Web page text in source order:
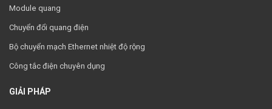
Module quang
Chuyển đổi quang điện
Bộ chuyển mạch Ethernet nhiệt độ rộng
Công tắc điện chuyên dụng
GIẢI PHÁP